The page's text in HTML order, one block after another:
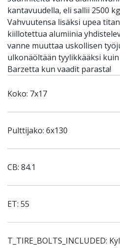
kantavuudella, eli sallii 2500
Vahvuutensa lisäksi upea
kiillotettua alumiinia
vanne muuttaa uskollisen
ulkonäöltään tyylikkääksi
Barzetta kun vaadit parasta!
Koko: 7x17
Pulttijako: 6x130
CB: 84.1
ET: 55
T_TIRE_BOLTS_INCLUDED: